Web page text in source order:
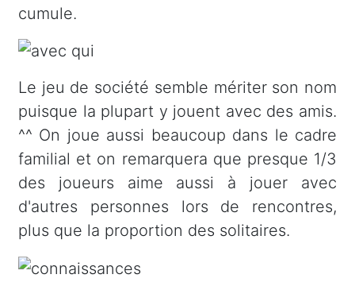
cumule.
Le jeu de société semble mériter son nom
puisque la plupart y jouent avec des amis.
^^ On joue aussi beaucoup dans le cadre
familial et on remarquera que presque 1/3
des joueurs aime aussi à jouer avec
d'autres personnes lors de rencontres,
plus que la proportion des solitaires.